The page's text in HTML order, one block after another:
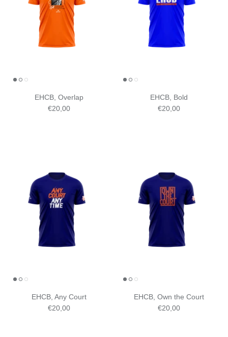
EHCB, Overlap
€20,00
EHCB, Bold
€20,00
EHCB, Any Court
€20,00
EHCB, Own the Court
€20,00